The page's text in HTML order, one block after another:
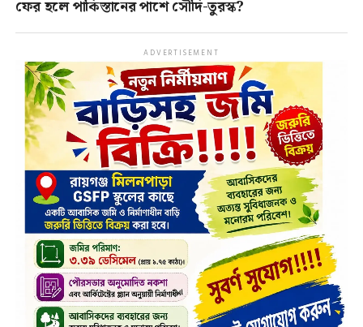
ফের হলে পাকিস্তানের পাশে সৌদি-তুরস্ক?
ADVERTISEMENT